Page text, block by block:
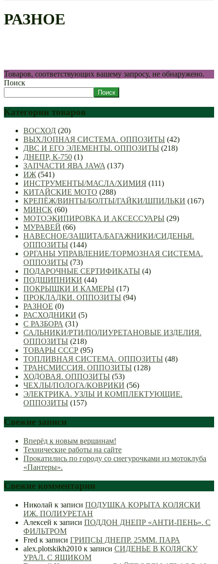
РАЗНОЕ
Товаров, соответствующих вашему запросу, не обнаружено.
Поиск
Поиск
Категории товаров
ВОСХОД (20)
ВЫХЛОПНАЯ СИСТЕМА. ОППОЗИТЫ (42)
ДВС И ЕГО ЭЛЕМЕНТЫ. ОППОЗИТЫ (218)
ДНЕПР, К-750 (1)
ЗАПЧАСТИ ЯВА JAWA (137)
ИЖ (541)
ИНСТРУМЕНТЫ/МАСЛА/ХИМИЯ (111)
КИТАЙСКИЕ МОТО (288)
КРЕПЁЖ/ВИНТЫ/БОЛТЫ/ГАЙКИ/ШПИЛЬКИ (167)
МИНСК (60)
МОТОЭКИПИРОВКА И АКСЕССУАРЫ (29)
МУРАВЕЙ (66)
НАВЕСНОЕ/ЗАЩИТА/БАГАЖНИКИ/СИДЕНЬЯ.
ОППОЗИТЫ (144)
ОРГАНЫ УПРАВЛЕНИЕ/ТОРМОЗНАЯ СИСТЕМА.
ОППОЗИТЫ (73)
ПОДАРОЧНЫЕ СЕРТИФИКАТЫ (4)
ПОДШИПНИКИ (44)
ПОКРЫШКИ И КАМЕРЫ (17)
ПРОКЛАДКИ. ОППОЗИТЫ (94)
РАЗНОЕ (0)
РАСХОДНИКИ (5)
С РАЗБОРА (31)
САЛЬНИКИ/РТИ/ПОЛИУРЕТАНОВЫЕ ИЗДЕЛИЯ.
ОППОЗИТЫ (218)
ТОВАРЫ СССР (95)
ТОПЛИВНАЯ СИСТЕМА. ОППОЗИТЫ (48)
ТРАНСМИССИЯ. ОППОЗИТЫ (128)
ХОДОВАЯ. ОППОЗИТЫ (53)
ЧЕХЛЫ/ПОЛОГА/КОВРИКИ (56)
ЭЛЕКТРИКА. УЗЛЫ И КОМПЛЕКТУЮЩИЕ.
ОППОЗИТЫ (157)
Свежие записи
Вперёд к новым вершинам!
Технические работы на сайте
Прокатились по городу со снегурочками из мотоклуба
«Пантеры».
Свежие комментарии
Николай к записи ПОДУШКА КОРЫТА КОЛЯСКИ
ИЖ. ПОЛИУРЕТАН
Алексей к записи ПОДДОН ДНЕПР «АНТИ-ПЕНЬ». С
ФИЛЬТРОМ
Fred к записи ГРИПСЫ ДНЕПР. 25ММ. ПАРА
alex.plotskikh2010 к записи СИДЕНЬЕ В КОЛЯСКУ
УРАЛ. С ЯЩИКОМ